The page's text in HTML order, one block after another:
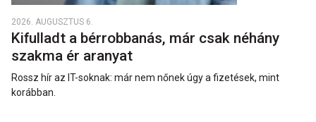
2026. AUGUSZTUS 6.
Kifulladt a bérrobbanás, már csak néhány
szakma ér aranyat
Rossz hír az IT-soknak: már nem nőnek úgy a fizetések, mint
korábban.